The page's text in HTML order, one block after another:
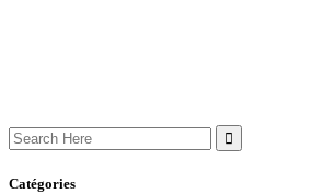
Search
for:
Catégories